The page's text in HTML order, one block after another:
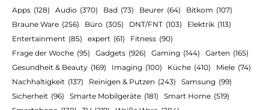
Apps (128) Audio (370) Bad (73) Beurer (64) Bitkom (107)
Braune Ware (256) Büro (305) DNT/FNT (103) Elektrik (113)
Entertainment (85) expert (61) Fitness (90)
Frage der Woche (95) Gadgets (926) Gaming (144) Garten (165)
Gesundheit & Beauty (169) Imaging (100) Küche (410) Miele (74)
Nachhaltigkeit (137) Reinigen & Putzen (243) Samsung (99)
Sicherheit (96) Smarte Mobilgeräte (181) Smart Home (519)